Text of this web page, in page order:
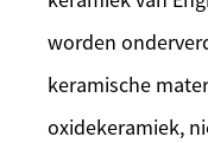
worden
keramische
oxidekeramiek,